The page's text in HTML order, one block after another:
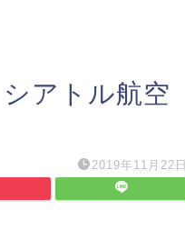
アトル航空
2019年11月22日